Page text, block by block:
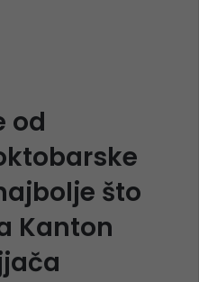
od
što
Kanton